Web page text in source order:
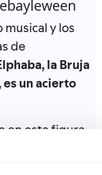
musical y los
de
la Bruja
un acierto
en esta figura
con toda la